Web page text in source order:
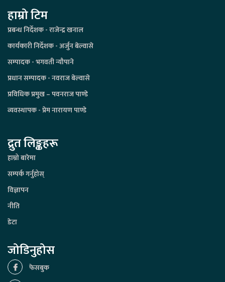
हाम्रो टिम
प्रबन्ध निर्देशक - राजेन्द्र खनाल
कार्यकारी निर्देशक - अर्जुन बेल्वासे
सम्पादक - भगवती न्यौपाने
प्रधान सम्पादक - नवराज बेल्वासे
प्रविधिक प्रमुख – पवनराज पाण्डे
व्यवस्थापक - प्रेम नारायण पाण्डे
द्रुत लिङ्कहरू
हाम्रो बारेमा
सम्पर्क गर्नुहोस्
विज्ञापन
नीति
डेटा
जोडिनुहोस
फेसबुक